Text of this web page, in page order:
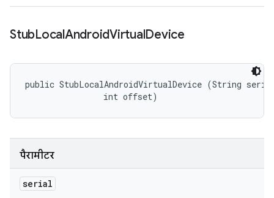
StubLocalAndroidVirtualDevice
public StubLocalAndroidVirtualDevice (String
                int offset)
पैरामीटर
serial